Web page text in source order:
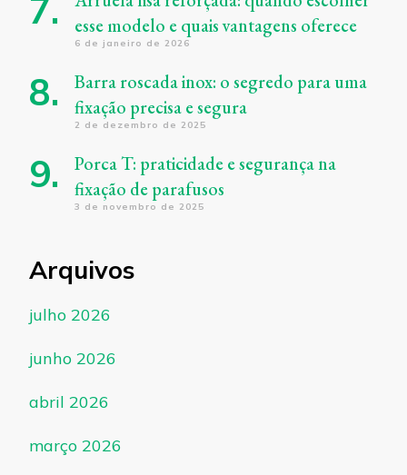
esse modelo e quais vantagens oferece
6 de janeiro de 2026
Barra roscada inox: o segredo para uma
fixação precisa e segura
2 de dezembro de 2025
Porca T: praticidade e segurança na
fixação de parafusos
3 de novembro de 2025
Arquivos
julho 2026
junho 2026
abril 2026
março 2026